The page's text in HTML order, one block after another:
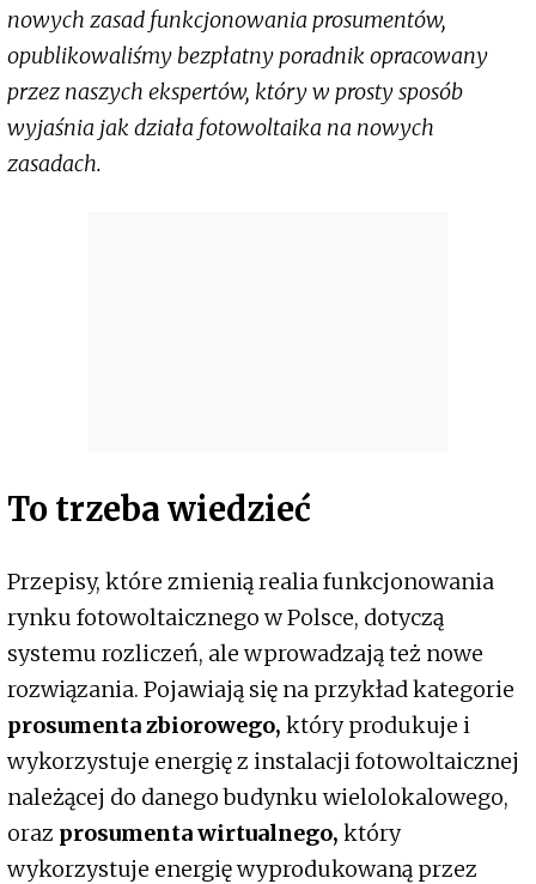
nowych zasad funkcjonowania prosumentów,
opublikowaliśmy bezpłatny poradnik opracowany
przez naszych ekspertów, który w prosty sposób
wyjaśnia jak działa fotowoltaika na nowych
zasadach.
To trzeba wiedzieć
Przepisy, które zmienią realia funkcjonowania
rynku fotowoltaicznego w Polsce, dotyczą
systemu rozliczeń, ale wprowadzają też nowe
rozwiązania. Pojawiają się na przykład kategorie
prosumenta zbiorowego, który produkuje i
wykorzystuje energię z instalacji fotowoltaicznej
należącej do danego budynku wielolokalowego,
oraz prosumenta wirtualnego, który
wykorzystuje energię wyprodukowaną przez